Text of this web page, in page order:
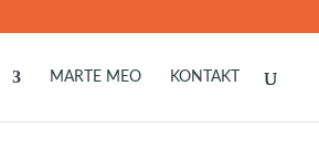
MARTE MEO KONTAKT